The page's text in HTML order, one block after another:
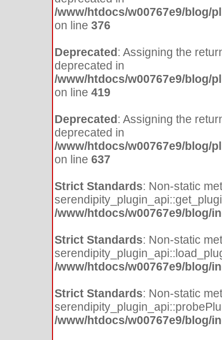
/www/htdocs/w00767e9/blog/
on line 376
Deprecated: Assigning the
deprecated in
/www/htdocs/w00767e9/blog/
on line 419
Deprecated: Assigning the
deprecated in
/www/htdocs/w00767e9/blog/
on line 637
Strict Standards: Non-static
/www/htdocs/w00767e9/blog/
Strict Standards: Non-static
/www/htdocs/w00767e9/blog/
Strict Standards: Non-static
/www/htdocs/w00767e9/blog/